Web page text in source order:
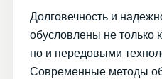
Долговечность и
обусловлены не только
но и передовыми
Современные методы